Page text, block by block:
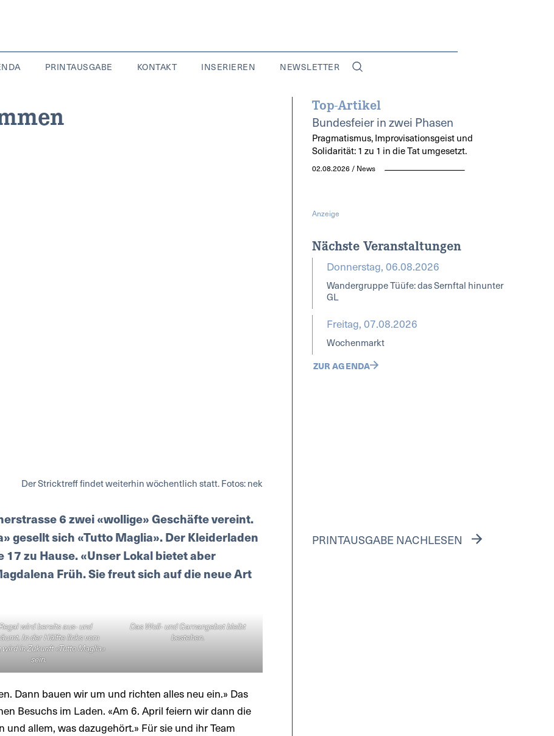
PRINTAUSGABE KONTAKT INSERIEREN NEWSLETTER
Der Stricktreff findet weiterhin wöchentlich statt. Fotos: nek
6 zwei «wollige» Geschäfte vereint.
gesellt sich «Tutto Maglia». Der Kleiderladen
zu Hause. «Unser Lokal bietet aber
Früh. Sie freut sich auf die neue Art
wird bereits aus- und
In der Hälfte links vom
wird in Zukunft «Tutto Maglia»
sein.
Das Woll- und Garnangebot bleibt
bestehen.
Dann bauen wir um und richten alles neu ein.» Das
Besuchs im Laden. «Am 6. April feiern wir dann die
allem, was dazugehört.» Für sie und ihr Team
Top-Artikel
Bundesfeier in zwei Phasen
Pragmatismus, Improvisationsgeist und
Solidarität: 1 zu 1 in die Tat umgesetzt.
02.08.2026 / News
Anzeige
Nächste Veranstaltungen
Donnerstag, 06.08.2026
Wandergruppe Tüüfe: das Sernftal hinunter
GL
Freitag, 07.08.2026
Wochenmarkt
ZUR AGENDA
PRINTAUSGABE NACHLESEN